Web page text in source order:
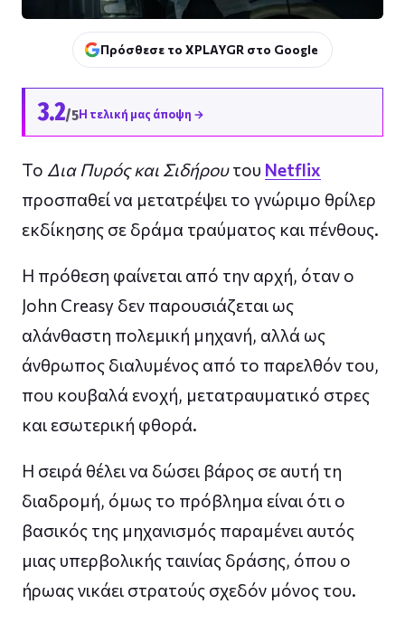
Πρόσθεσε το XPLAYGR στο Google
3.2/5Η τελική μας άποψη →
Το Δια Πυρός και Σιδήρουτου Netflix
προσπαθεί να μετατρέψει το γνώριμο θρίλερ
εκδίκησης σε δράμα τραύματος και πένθους.
Η πρόθεση φαίνεται από την αρχή, όταν ο
John Creasy δεν παρουσιάζεται ως
αλάνθαστη πολεμική μηχανή, αλλά ως
άνθρωπος διαλυμένος από το παρελθόν του,
που κουβαλά ενοχή, μετατραυματικό στρες
και εσωτερική φθορά.
Η σειρά θέλει να δώσει βάρος σε αυτή τη
διαδρομή, όμως το πρόβλημα είναι ότι ο
βασικός της μηχανισμός παραμένει αυτός
μιας υπερβολικής ταινίας δράσης, όπου ο
ήρωας νικάει στρατούς σχεδόν μόνος του.